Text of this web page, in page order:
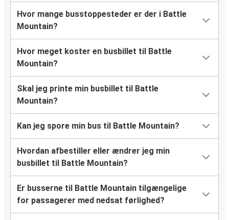
Hvor mange busstoppesteder er der i Battle
Mountain?
Hvor meget koster en busbillet til Battle
Mountain?
Skal jeg printe min busbillet til Battle
Mountain?
Kan jeg spore min bus til Battle Mountain?
Hvordan afbestiller eller ændrer jeg min
busbillet til Battle Mountain?
Er busserne til Battle Mountain tilgængelige
for passagerer med nedsat førlighed?